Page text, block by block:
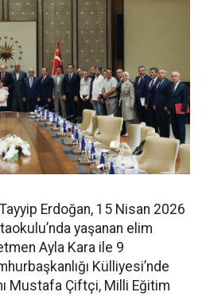
Erdoğan, 15 Nisan 2026
yaşanan elim
Ayla Kara ile 9
Külliyesi’nde
Mustafa Çiftçi, Milli Eğitim